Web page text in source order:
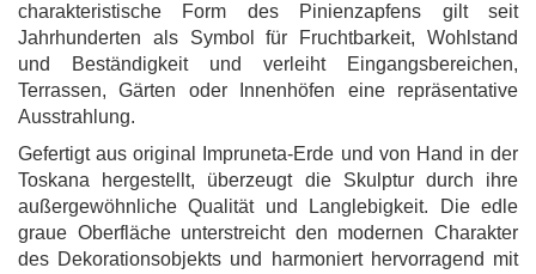
charakteristische Form des Pinienzapfens gilt seit
Jahrhunderten als Symbol für Fruchtbarkeit, Wohlstand
und Beständigkeit und verleiht Eingangsbereichen,
Terrassen, Gärten oder Innenhöfen eine repräsentative
Ausstrahlung.
Gefertigt aus original Impruneta-Erde und von Hand in der
Toskana hergestellt, überzeugt die Skulptur durch ihre
außergewöhnliche Qualität und Langlebigkeit. Die edle
graue Oberfläche unterstreicht den modernen Charakter
des Dekorationsobjekts und harmoniert hervorragend mit